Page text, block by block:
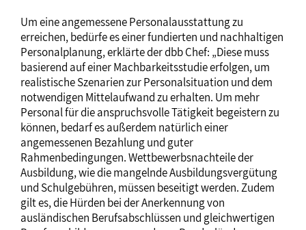
Um eine angemessene Personalausstattung zu
erreichen, bedürfe es einer fundierten und nachhaltigen
Personalplanung, erklärte der dbb Chef: „Diese muss
basierend auf einer Machbarkeitsstudie erfolgen, um
realistische Szenarien zur Personalsituation und dem
notwendigen Mittelaufwand zu erhalten. Um mehr
Personal für die anspruchsvolle Tätigkeit begeistern zu
können, bedarf es außerdem natürlich einer
angemessenen Bezahlung und guter
Rahmenbedingungen. Wettbewerbsnachteile der
Ausbildung, wie die mangelnde Ausbildungsvergütung
und Schulgebühren, müssen beseitigt werden. Zudem
gilt es, die Hürden bei der Anerkennung von
ausländischen Berufsabschlüssen und gleichwertigen